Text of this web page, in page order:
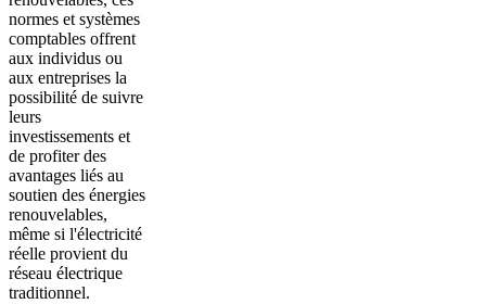
normes et systèmes
comptables offrent
aux individus ou
aux entreprises la
possibilité de suivre
leurs
investissements et
de profiter des
avantages liés au
soutien des énergies
renouvelables,
même si l'électricité
réelle provient du
réseau électrique
traditionnel.